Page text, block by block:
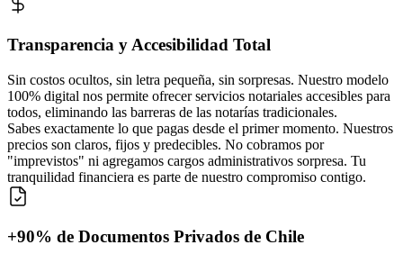
Transparencia y Accesibilidad Total
Sin costos ocultos, sin letra pequeña, sin sorpresas. Nuestro modelo
100% digital nos permite ofrecer servicios notariales accesibles para
todos, eliminando las barreras de las notarías tradicionales.
Sabes exactamente lo que pagas desde el primer momento. Nuestros
precios son claros, fijos y predecibles. No cobramos por
"imprevistos" ni agregamos cargos administrativos sorpresa. Tu
tranquilidad financiera es parte de nuestro compromiso contigo.
+90% de Documentos Privados de Chile